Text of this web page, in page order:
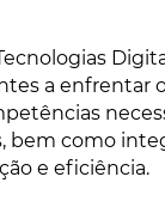
a enfrentar
bem como
e eficiência.